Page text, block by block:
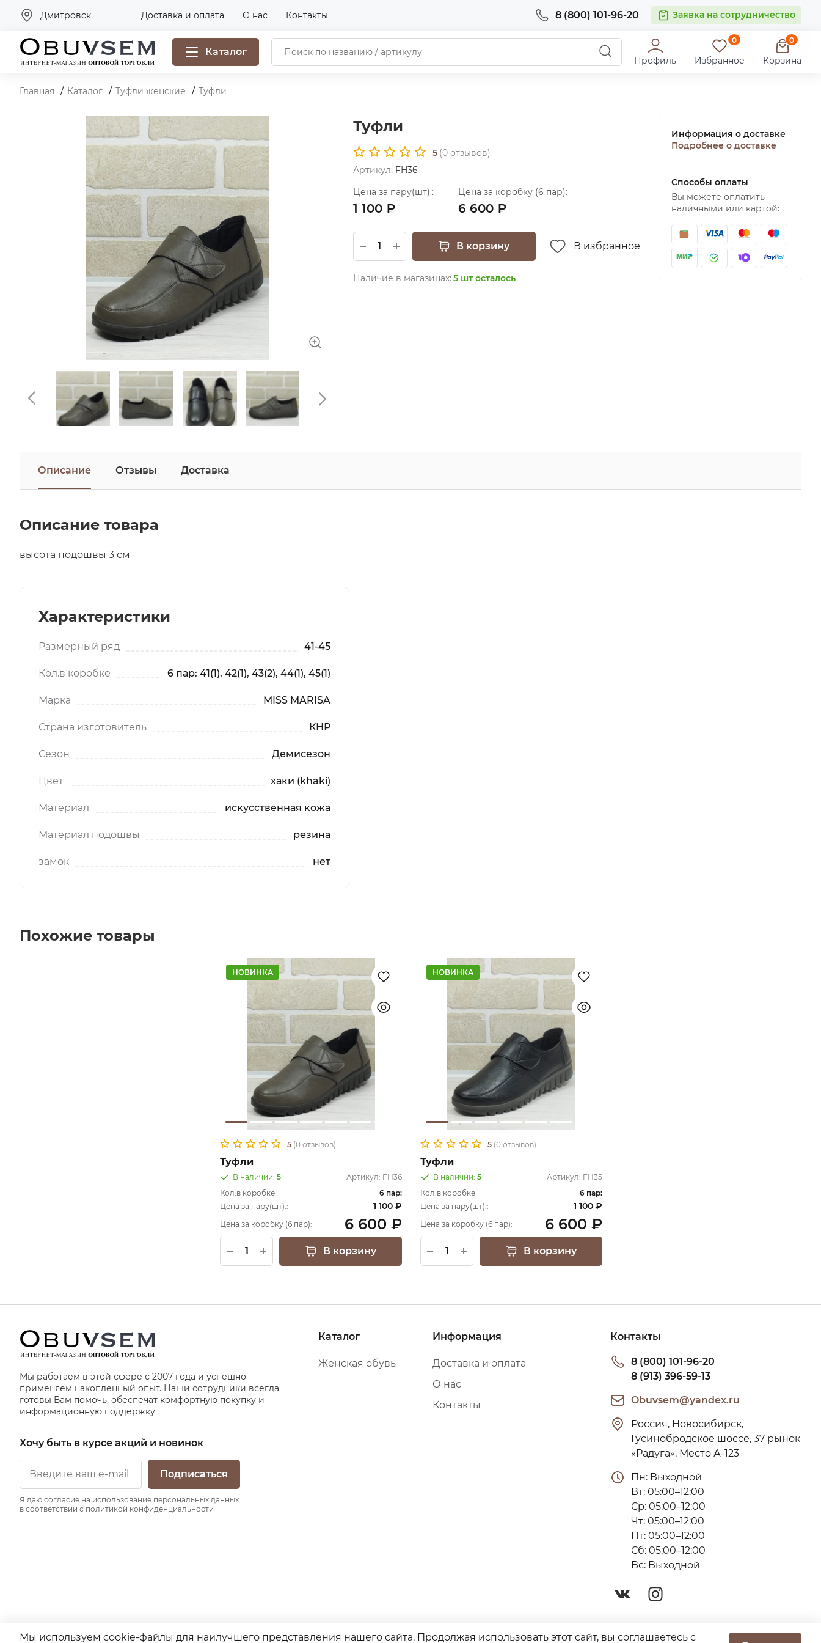
Дмитровск Доставка и оплата О нас Контакты 8 (800) 101-96-20 Заявка на сотрудничество
Каталог
Профиль
0
Избранное
0
Корзина
Главная Каталог Туфли женские Туфли
Туфли
5 (0отзывов)
Артикул: FH36
Цена за пару(шт).:
1 100 ₽
Цена за коробку (6 пар):
6 600 ₽
В корзину В избранное
Наличие в магазинах: 5 шт осталось
Информация о доставке
Подробнее о доставке
Способы оплаты
Вы можете оплатить
наличными или картой:
Описание Отзывы Доставка
Описание товара
высота подошвы 3 см
Характеристики
Размерный ряд 41-45
Кол.в коробке 6 пар: 41(1), 42(1), 43(2), 44(1), 45(1)
Марка MISS MARISA
Страна изготовитель КНР
Сезон Демисезон
Цвет хаки (khaki)
Материал искусственная кожа
Материал подошвы резина
замок нет
Похожие товары
НОВИНКА
5 (0 отзывов)
Туфли
В наличии: 5 Артикул: FH36
Кол.в коробке
6 пар:
Цена за пару(шт).:
1 100 ₽
Цена за коробку (6 пар): 6 600 ₽
В корзину
НОВИНКА
5 (0 отзывов)
Туфли
В наличии: 5 Артикул: FH35
Кол.в коробке
6 пар:
Цена за пару(шт).:
1 100 ₽
Цена за коробку (6 пар): 6 600 ₽
В корзину
Мы работаем в этой сфере с 2007 года и успешно
применяем накопленный опыт. Наши сотрудники всегда
готовы Вам помочь, обеспечат комфортную покупку и
информационную поддержку
Хочу быть в курсе акций и новинок
Подписаться
Я даю согласие на использование персональных данных
в соответствии с политикой конфиденциальности
Каталог
Женская обувь
Информация
Доставка и оплата
О нас
Контакты
Контакты
8 (800) 101-96-20
8 (913) 396-59-13
Obuvsem@yandex.ru
Россия, Новосибирск,
Гусинобродское шоссе, 37 рынок
«Радуга». Место А-123
Пн: Выходной
Вт: 05:00–12:00
Ср: 05:00–12:00
Чт: 05:00–12:00
Пт: 05:00–12:00
Сб: 05:00–12:00
Вс: Выходной
Мы используем cookie-файлы для наилучшего представления нашего сайта. Продолжая использовать этот сайт, вы соглашаетесь с